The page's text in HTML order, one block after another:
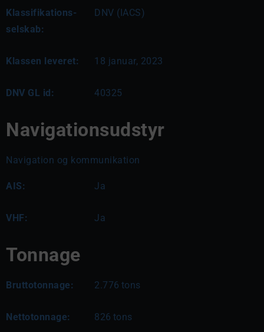
Klassifikations-
selskab:
DNV (IACS)
Klassen leveret: 18 januar, 2023
DNV GL id: 40325
Navigationsudstyr
Navigation og kommunikation
AIS: Ja
VHF: Ja
Tonnage
Bruttotonnage: 2.776 tons
Nettotonnage: 826 tons